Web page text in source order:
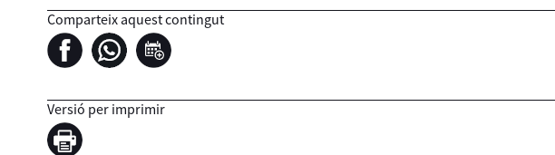
Comparteix aquest contingut
Versió per imprimir